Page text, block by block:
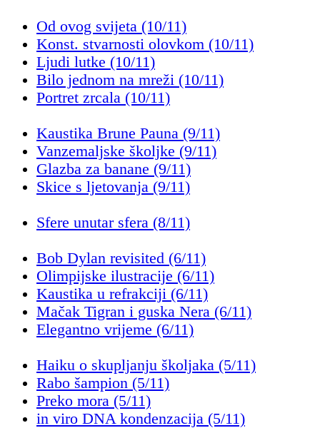
Od ovog svijeta (10/11)
Konst. stvarnosti olovkom (10/11)
Ljudi lutke (10/11)
Bilo jednom na mreži (10/11)
Portret zrcala (10/11)
Kaustika Brune Pauna (9/11)
Vanzemaljske školjke (9/11)
Glazba za banane (9/11)
Skice s ljetovanja (9/11)
Sfere unutar sfera (8/11)
Bob Dylan revisited (6/11)
Olimpijske ilustracije (6/11)
Kaustika u refrakciji (6/11)
Mačak Tigran i guska Nera (6/11)
Elegantno vrijeme (6/11)
Haiku o skupljanju školjaka (5/11)
Rabo šampion (5/11)
Preko mora (5/11)
in viro DNA kondenzacija (5/11)